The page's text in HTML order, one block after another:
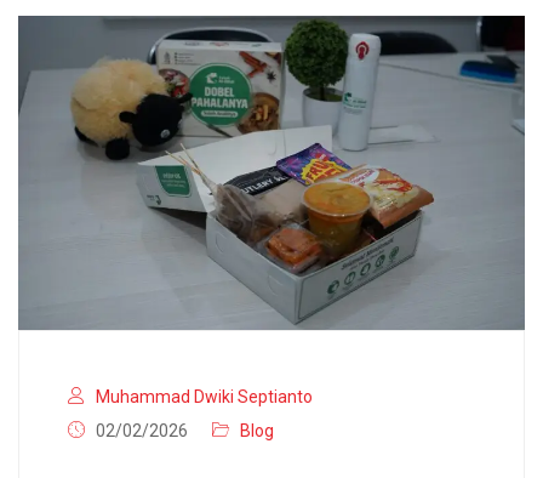
Muhammad Dwiki Septianto
02/02/2026
Blog